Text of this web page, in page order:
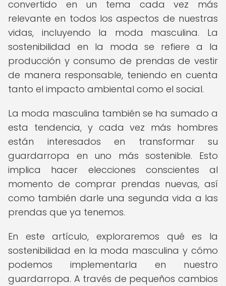
convertido en un tema cada vez más
relevante en todos los aspectos de nuestras
vidas, incluyendo la moda masculina. La
sostenibilidad en la moda se refiere a la
producción y consumo de prendas de vestir
de manera responsable, teniendo en cuenta
tanto el impacto ambiental como el social.
La moda masculina también se ha sumado a
esta tendencia, y cada vez más hombres
están interesados en transformar su
guardarropa en uno más sostenible. Esto
implica hacer elecciones conscientes al
momento de comprar prendas nuevas, así
como también darle una segunda vida a las
prendas que ya tenemos.
En este artículo, exploraremos qué es la
sostenibilidad en la moda masculina y cómo
podemos implementarla en nuestro
guardarropa. A través de pequeños cambios